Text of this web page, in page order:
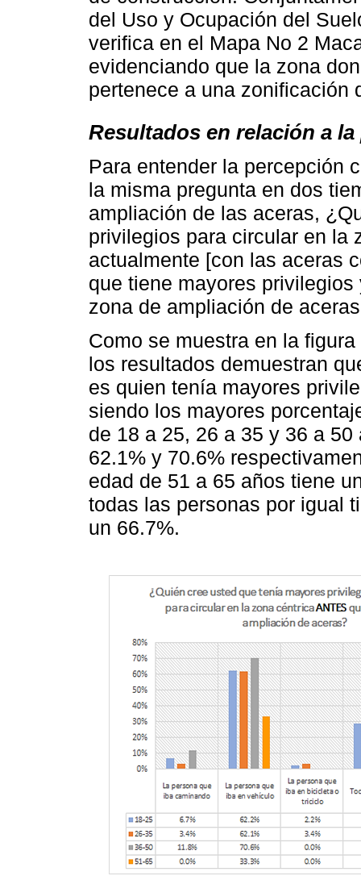
del Uso y Ocupación del
verifica en el Mapa No 2
evidenciando que la zona
pertenece a una zonificación
Resultados en relación a
Para entender la percepción
la misma pregunta en dos
ampliación de las aceras,
privilegios para circular en la
actualmente [con las aceras
que tiene mayores
zona de ampliación de
Como se muestra en la
los resultados demuestran
es quien tenía mayores
siendo los mayores
de 18 a 25, 26 a 35 y 36 a
62.1% y 70.6%
edad de 51 a 65 años tiene
todas las personas por igual
un 66.7%.